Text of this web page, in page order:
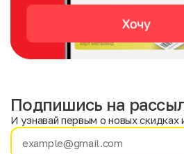
Имя
Подпишись на
И узнавай первым о новых скидках